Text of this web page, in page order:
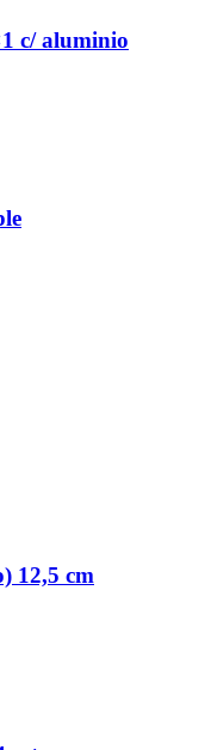
c/ aluminio
12,5 cm